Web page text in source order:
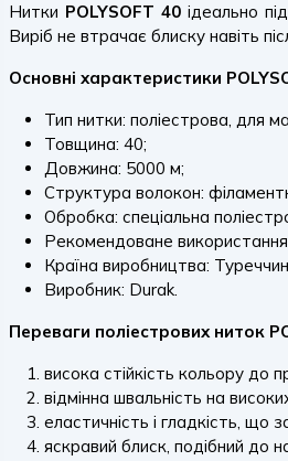
Нитки POLYSOFT 40ідеально
Виріб не втрачає блиску навіть
Основні характеристики
Тип нитки: поліестрова, для
Товщина: 40;
Довжина: 5000 м;
Структура волокон:
Обробка: спеціальна
Рекомендоване
Країна виробництва:
Виробник: Durak.
Переваги поліестрових ниток
висока стійкість кольору до
відмінна швальність на
еластичність і гладкість, що
яскравий блиск, подібний до